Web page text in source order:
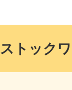
ストック